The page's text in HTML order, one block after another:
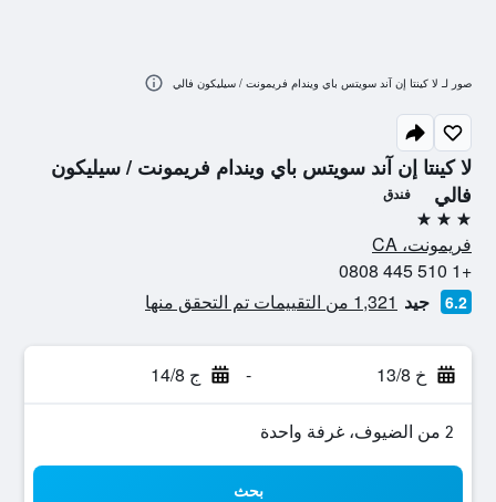
لا كينتا إن آند سويتس باي ويندام فريمونت / سيليكون
فالي
فندق
3 نجوم
فريمونت، CA
+1 510 445 0808
6.2 جيد 1,321 من التقييمات تم التحقق منها
خ 13/8 - ج 14/8
2 من الضيوف، غرفة واحدة
بحث
صور لـ لا كينتا إن آند سويتس باي ويندام فريمونت / سيليكون فالي